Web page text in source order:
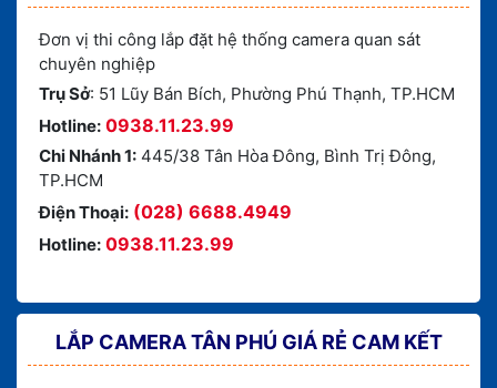
Đơn vị thi công lắp đặt hệ thống camera quan sát
chuyên nghiệp
Trụ Sở: 51 Lũy Bán Bích, Phường Phú Thạnh, TP.HCM
Hotline: 0938.11.23.99
Chi Nhánh 1: 445/38 Tân Hòa Đông, Bình Trị Đông,
TP.HCM
Điện Thoại: (028) 6688.4949
Hotline: 0938.11.23.99
LẮP CAMERA TÂN PHÚ GIÁ RẺ CAM KẾT